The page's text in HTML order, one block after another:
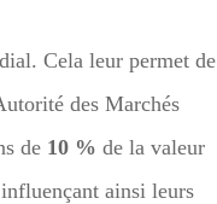
Cela leur permet de
des Marchés
de 10 % de la valeur
ainsi leurs